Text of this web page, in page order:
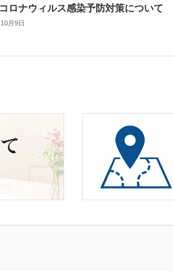
ロナウィルス感染予防対策について
月9日